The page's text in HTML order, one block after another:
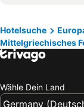
Hafen Korfu
Monastiraki
Felsenklöster
Myrtos Beach
Hotelsuche
Mittelgriechisches
Wähle Dein Land